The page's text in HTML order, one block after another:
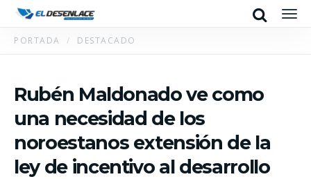
Search
PORTADA DESTACADO
Rubén Maldonado ve como
una necesidad de los
noroestanos extensión de la
ley de incentivo al desarrollo